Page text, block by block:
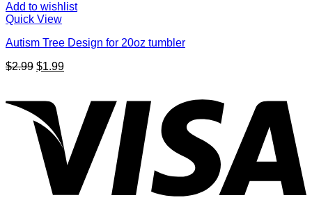
Add to wishlist
Quick View
Autism Tree Design for 20oz tumbler
$2.99 Original
$2.99.
$1.99Current
$1.99.